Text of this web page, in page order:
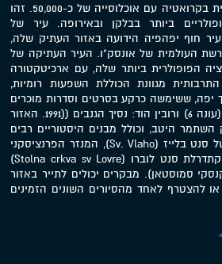
דוברובניק היא עיר היסטורית בקרואטיה עם אוכלוסייה של כ-50,000. זהו
ביותר בבלקן ובאירופה. עיר של
חוף יפהפיה הידועה באזור העתיק שלה,
העולמית של אונסק"ו. העיר העתיקה של
הפופולרית ביותר שלה, עם ארכיטקטורה
מגוונת הכוללת השפעות רומיות,
יפה, ששימשה כרקע בסרטים וסדרות מוכרים
רבים, ביניהם משחקי הכס (עונה 6) ורובין הוד: נסיך הגנבים ((1991. האזור
השתמר היטב, וכולל מבנים היסטוריים רבים
כמו הכנסייה הרומנסקית של סנט בלייז (Sv. Vlaho), המנזר הפרנציסקני
(Franjevački samostan), קתדרלת סנט לוברו (Stolna crkva sv Lovre)
סמוסטאן). מבקרים יכולים לתייר באזור
להצטרף לאחד מהסיורים השונים הזמינים